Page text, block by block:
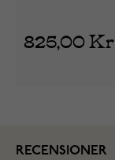
825,00 Kr
RECENSIONER